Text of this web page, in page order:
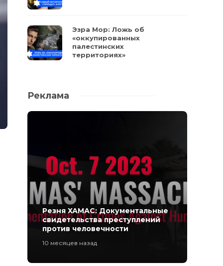
Эзра Мор: Ложь об
«оккупированных
палестинских
территориях»
Реклама
Резня ХАМАС: Документальные
свидетельства преступлений
против человечности
10 месяцев назад